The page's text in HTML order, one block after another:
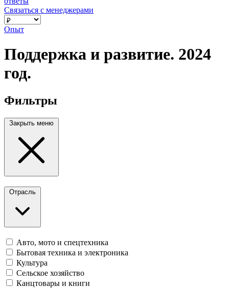
Связаться с менеджерами
Опыт
Поддержка и развитие. 2024
год.
Фильтры
Закрыть меню
Отрасль
Авто, мото и спецтехника
Бытовая техника и электроника
Культура
Сельское хозяйство
Канцтовары и книги